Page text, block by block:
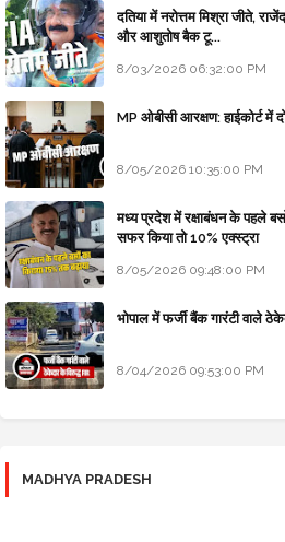
दतिया में नरोत्तम मिश्रा जीते,
और आशुतोष बैक टू...
8/03/2026 06:32:00 PM
MP ओबीसी आरक्षण: हाईकोर्ट में
8/05/2026 10:35:00 PM
मध्य प्रदेश में रक्षाबंधन के पहले
सफर किया तो 10% एक्स्ट्रा
8/05/2026 09:48:00 PM
भोपाल में फर्जी बैंक गारंटी वाले
8/04/2026 09:53:00 PM
MADHYA PRADESH